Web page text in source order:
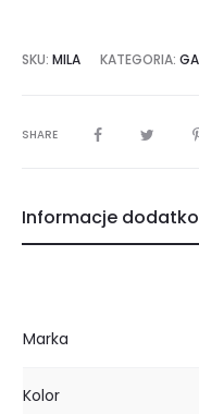
SKU: MILA KATEGORIA:
SHARE
Informacje
Marka
Kolor